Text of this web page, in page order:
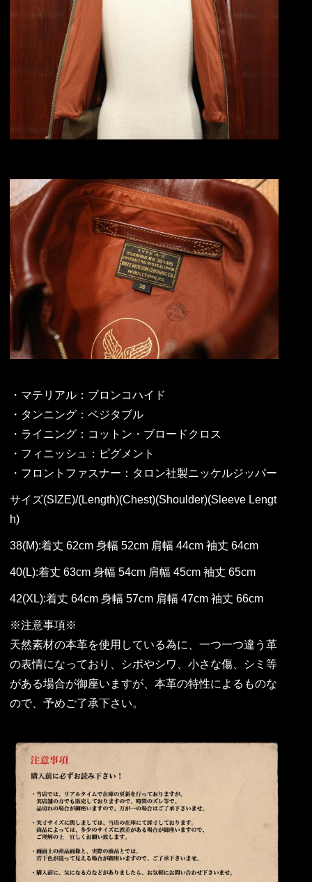
・マテリアル：ブロンコハイド
・タンニング：ベジタブル
・ライニング：コットン・ブロードクロス
・フィニッシュ：ピグメント
・フロントファスナー：タロン社製ニッケルジッパー
サイズ(SIZE)/(Length)(Chest)(Shoulder)(Sleeve Lengt
h)
38(M):着丈 62cm 身幅 52cm 肩幅 44cm 袖丈 64cm
40(L):着丈 63cm 身幅 54cm 肩幅 45cm 袖丈 65cm
42(XL):着丈 64cm 身幅 57cm 肩幅 47cm 袖丈 66cm
※注意事項※
天然素材の本革を使用している為に、一つ一つ違う革
の表情になっており、シボやシワ、小さな傷、シミ等
がある場合が御座いますが、本革の特性によるものな
ので、予めご了承下さい。